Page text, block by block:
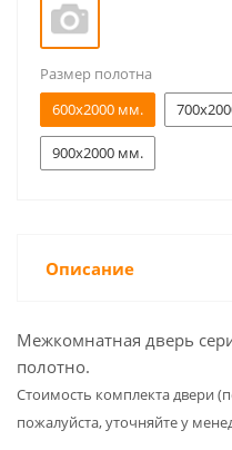
Размер полотна
600x2000 мм.
900x2000 мм.
Описание
Межкомнатная дверь
полотно.
Cтоимость комплекта двери
пожалуйста, уточняйте у